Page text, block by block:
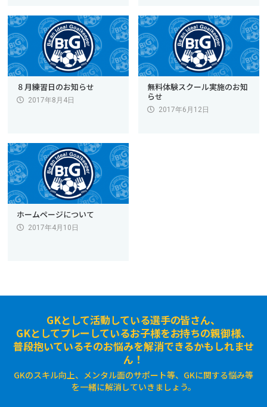
８月練習日のお知らせ
2017年8月4日
無料体験スクール実施のお知
らせ
2017年6月12日
ホームページについて
2017年4月10日
GKとして活動している選手の皆さん、
GKとしてプレーしているお子様をお持ちの親御様、
普段抱いているそのお悩みを解消できるかもしれませ
ん！
GKのスキル向上、メンタル面のサポート等、GKに関する悩み等
を一緒に解消していきましょう。